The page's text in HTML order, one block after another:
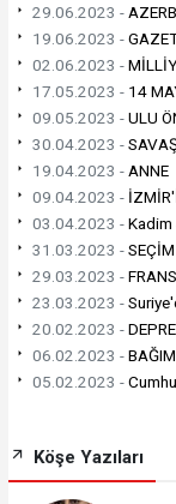
29.06.2023 -
19.06.2023 -
02.06.2023 -
17.05.2023 - 14
09.05.2023 -ULU
30.04.2023 -
19.04.2023 - ANNE
09.04.2023 -
03.04.2023 -Kadim
31.03.2023 -
29.03.2023 -
23.03.2023 -
20.02.2023 -
06.02.2023 -
05.02.2023 -
Köşe Yazıları